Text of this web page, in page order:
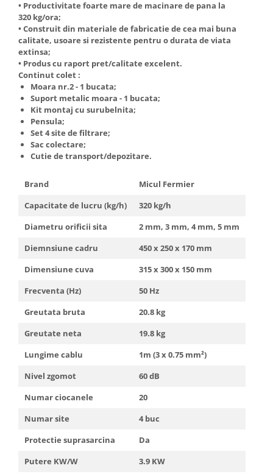
• Productivitate foarte mare de macinare de pana la
320 kg/ora;
• Construit din materiale de fabricatie de cea mai buna
calitate, usoare si rezistente pentru o durata de viata
extinsa;
• Produs cu raport pret/calitate excelent.
Continut colet :
Moara nr.2 - 1 bucata;
Suport metalic moara - 1 bucata;
Kit montaj cu surubelnita;
Pensula;
Set 4 site de filtrare;
Sac colectare;
Cutie de transport/depozitare.
Brand
Micul Fermier
Capacitate de lucru (kg/h)
320 kg/h
Diametru orificii sita
2 mm, 3 mm, 4 mm, 5 mm
Diemnsiune cadru
450 x 250 x 170 mm
Dimensiune cuva
315 x 300 x 150 mm
Frecventa (Hz)
50 Hz
Greutata bruta
20.8 kg
Greutate neta
19.8 kg
Lungime cablu
1m (3 x 0.75 mm²)
Nivel zgomot
60 dB
Numar ciocanele
20
Numar site
4 buc
Protectie suprasarcina
Da
Putere KW/W
3.9 KW